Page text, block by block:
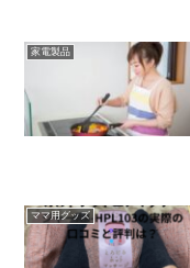
家電製品
ママ用グッズ